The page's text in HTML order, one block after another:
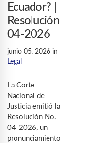
Ecuador? |
Resolución
04-2026
junio 05, 2026 in
Legal
La Corte
Nacional de
Justicia emitió la
Resolución No.
04-2026, un
pronunciamiento